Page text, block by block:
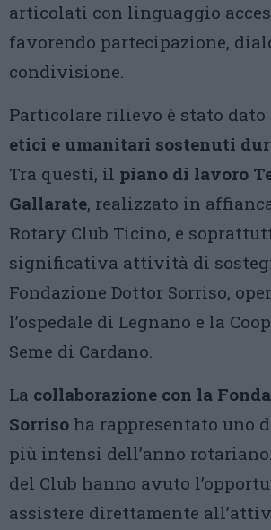
articolati con linguaggio
favorendo partecipazione,
condivisione.
Particolare rilievo è stato dato
etici e umanitari sostenuti
Tra questi, il piano di lavoro
Gallarate, realizzato in
Rotary Club Ticino, e
significativa attività di
Fondazione Dottor Sorriso,
l’ospedale di Legnano e la
Seme di Cardano.
La collaborazione con la
Sorriso ha rappresentato uno
più intensi dell’anno
del Club hanno avuto
assistere direttamente